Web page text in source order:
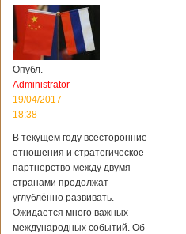
Опубл.
Administrator
19/04/2017 -
18:38
В текущем году всесторонние
отношения и стратегическое
партнерство между двумя
странами продолжат
углублённо развивать.
Ожидается много важных
международных событий. Об